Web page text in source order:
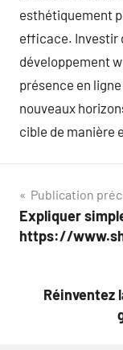
esthétiquement
efficace. Investir
développement
présence en
nouveaux
cible de manière
de
Publication
Expliquer
https://
Réinventez